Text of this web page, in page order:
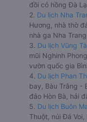
đồi cỏ hồng Đà
2. Du lịch Nha
Hương, nhà thờ
nhà ga Nha
3. Du lịch Vũng
mũi Nghinh
vườn quốc gia
4. Du lịch Phan
bay, Bàu Trắng -
đảo Hòn Bà, hải
5. Du lịch Buôn
Thuột, núi Đá